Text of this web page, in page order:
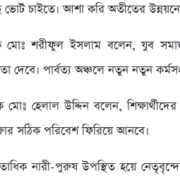
চাইতে। আশা করি অতীতের
শরীফুল ইসলাম বলেন, যুব
দেবে। পার্বত্য অঞ্চলে নতুন নতুন
হেলাল উদ্দিন বলেন,
সঠিক পরিবেশ ফিরিয়ে আনবে।
নারী-পুরুষ উপস্থিত হয়ে